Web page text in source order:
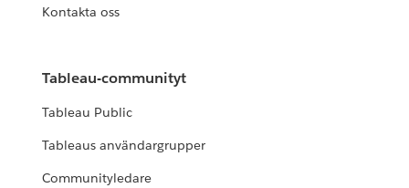
Kontakta oss
Tableau-communityt
Tableau Public
Tableaus användargrupper
Communityledare